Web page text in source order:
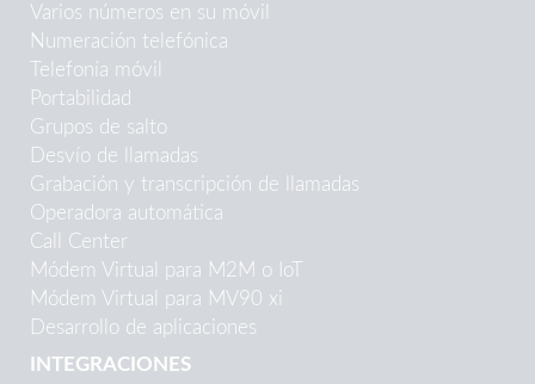
Varios números en su móvil
Numeración telefónica
Telefonía móvil
Portabilidad
Grupos de salto
Desvío de llamadas
Grabación y transcripción de llamadas
Operadora automática
Call Center
Módem Virtual para M2M o IoT
Módem Virtual para MV90 xi
Desarrollo de aplicaciones
INTEGRACIONES